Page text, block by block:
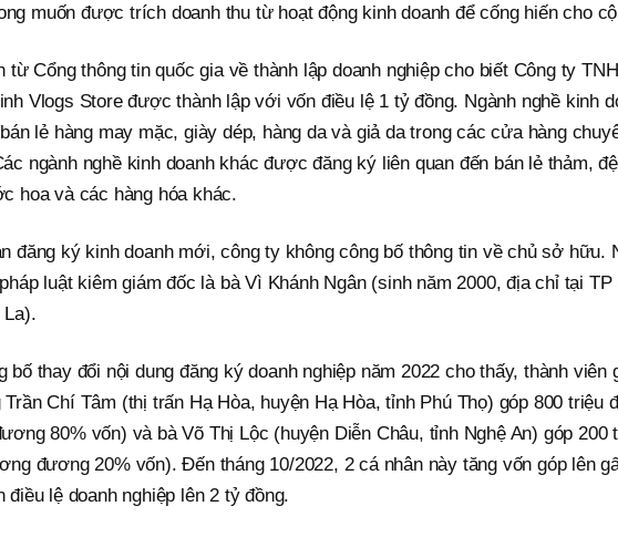
muốn được trích doanh thu từ hoạt động kinh doanh để cống hiến cho
từ Cổng thông tin quốc gia về thành lập doanh nghiệp cho biết Công ty
Vlogs Store được thành lập với vốn điều lệ 1 tỷ đồng. Ngành nghề kinh
lẻ hàng may mặc, giày dép, hàng da và giả da trong các cửa hàng
ngành nghề kinh doanh khác được đăng ký liên quan đến bán lẻ thảm,
hoa và các hàng hóa khác.
đăng ký kinh doanh mới, công ty không công bố thông tin về chủ sở hữu.
luật kiêm giám đốc là bà Vì Khánh Ngân (sinh năm 2000, địa chỉ tại TP
bố thay đổi nội dung đăng ký doanh nghiệp năm 2022 cho thấy, thành viên
Trần Chí Tâm (thị trấn Hạ Hòa, huyện Hạ Hòa, tỉnh Phú Thọ) góp 800 triệu
80% vốn) và bà Võ Thị Lộc (huyện Diễn Châu, tỉnh Nghệ An) góp 200
đương 20% vốn). Đến tháng 10/2022, 2 cá nhân này tăng vốn góp lên
điều lệ doanh nghiệp lên 2 tỷ đồng.